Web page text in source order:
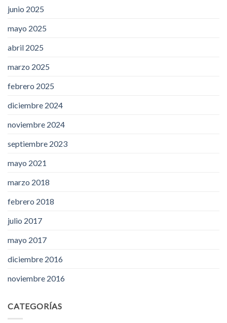
junio 2025
mayo 2025
abril 2025
marzo 2025
febrero 2025
diciembre 2024
noviembre 2024
septiembre 2023
mayo 2021
marzo 2018
febrero 2018
julio 2017
mayo 2017
diciembre 2016
noviembre 2016
CATEGORÍAS